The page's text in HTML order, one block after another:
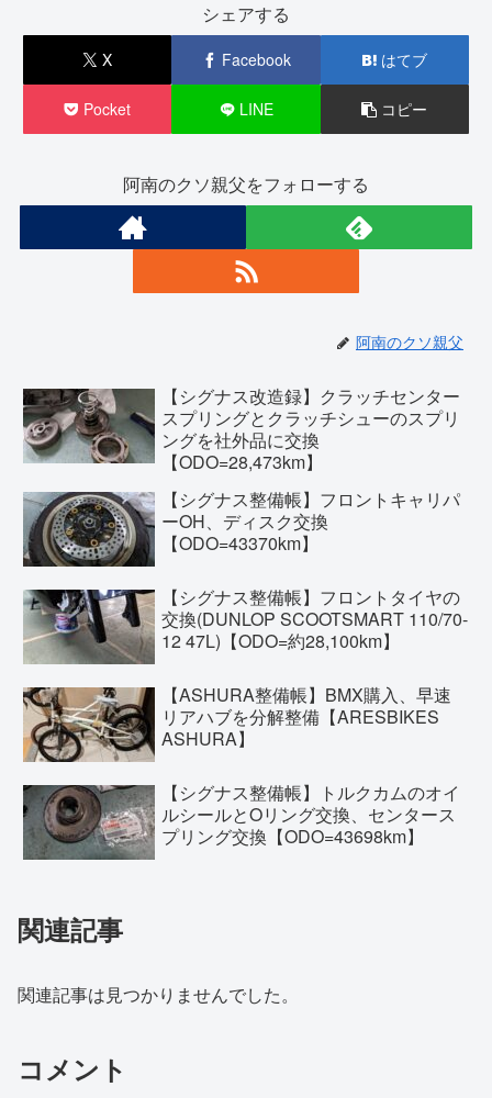
シェアする
X Facebook はてブ
Pocket LINE コピー
阿南のクソ親父をフォローする
阿南のクソ親父
【シグナス改造録】クラッチセンター
スプリングとクラッチシューのスプリ
ングを社外品に交換
【ODO=28,473km】
【シグナス整備帳】フロントキャリパ
ーOH、ディスク交換
【ODO=43370km】
【シグナス整備帳】フロントタイヤの
交換(DUNLOP SCOOTSMART 110/70-
12 47L)【ODO=約28,100km】
【ASHURA整備帳】BMX購入、早速
リアハブを分解整備【ARESBIKES
ASHURA】
【シグナス整備帳】トルクカムのオイ
ルシールとOリング交換、センタース
プリング交換【ODO=43698km】
関連記事
関連記事は見つかりませんでした。
コメント